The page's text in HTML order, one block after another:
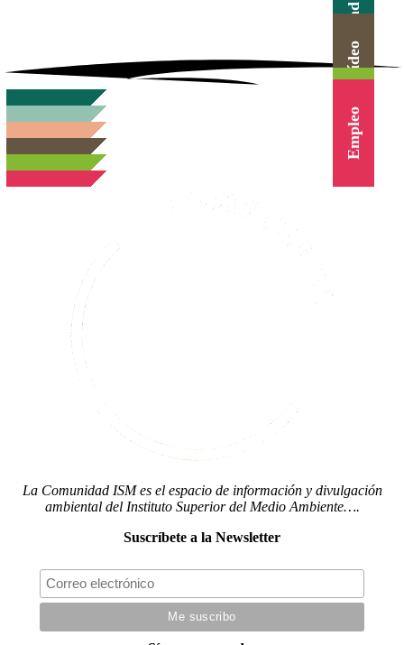
Actualidad
Blog
Agenda
Canal Vídeo
Cursos
Empleo
La Comunidad ISM es el espacio de información y divulgación
ambiental del Instituto Superior del Medio Ambiente….
Suscríbete a la Newsletter